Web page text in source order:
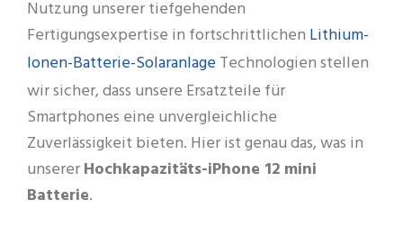
Nutzung unserer tiefgehenden
Fertigungsexpertise in fortschrittlichen Lithium-
Ionen-Batterie-SolaranlageTechnologien stellen
wir sicher, dass unsere Ersatzteile für
Smartphones eine unvergleichliche
Zuverlässigkeit bieten. Hier ist genau das, was in
unsererHochkapazitäts-iPhone 12 mini
Batterie.